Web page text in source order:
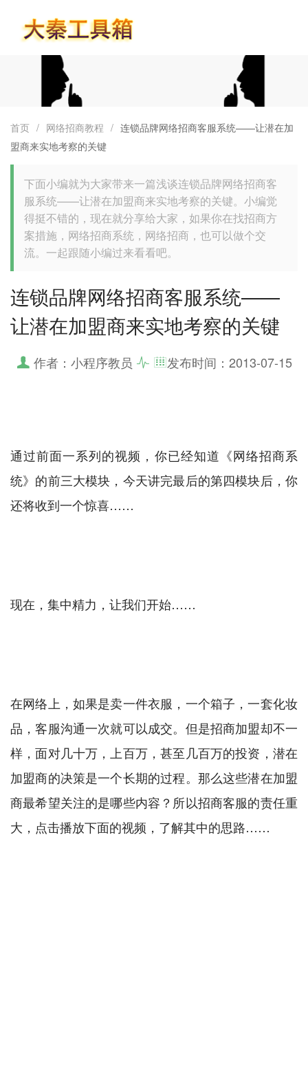
首页 / 网络招商教程 / 连锁品牌网络招商客服系统——让潜在加
盟商来实地考察的关键
下面小编就为大家带来一篇浅谈连锁品牌网络招商客
服系统——让潜在加盟商来实地考察的关键。小编觉
得挺不错的，现在就分享给大家，如果你在找招商方
案措施，网络招商系统，网络招商，也可以做个交
流。一起跟随小编过来看看吧。
连锁品牌网络招商客服系统——
让潜在加盟商来实地考察的关键
作者：小程序教员 发布时间： 2013-07-15
通过前面一系列的视频，你已经知道《网络招商系
统》的前三大模块，今天讲完最后的第四模块后，你
在网络上，如果是卖一件衣服，一个箱子，一套化妆
品，客服沟通一次就可以成交。但是招商加盟却不一
样，面对几十万，上百万，甚至几百万的投资，潜在
加盟商的决策是一个长期的过程。那么这些潜在加盟
商最希望关注的是哪些内容？所以招商客服的责任重